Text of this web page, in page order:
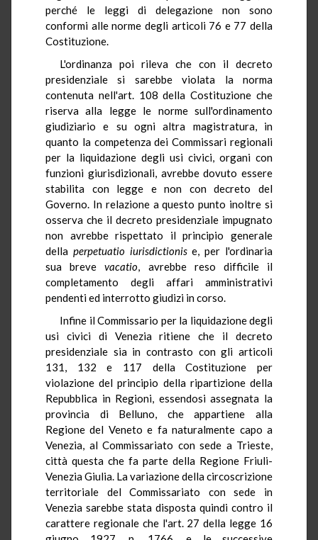
perché le leggi di delegazione non sono
conformi alle norme degli articoli 76 e 77 della
Costituzione.
L'ordinanza poi rileva che con il decreto
presidenziale si sarebbe violata la norma
contenuta nell'art. 108 della Costituzione che
riserva alla legge le norme sull'ordinamento
giudiziario e su ogni altra magistratura, in
quanto la competenza dei Commissari regionali
per la liquidazione degli usi civici, organi con
funzioni giurisdizionali, avrebbe dovuto essere
stabilita con legge e non con decreto del
Governo. In relazione a questo punto inoltre si
osserva che il decreto presidenziale impugnato
non avrebbe rispettato il principio generale
della perpetuatio iurisdictionise, per l'ordinaria
sua brevevacatio, avrebbe reso difficile il
completamento degli affari amministrativi
pendenti ed interrotto giudizi in corso.
Infine il Commissario per la liquidazione degli
usi civici di Venezia ritiene che il decreto
presidenziale sia in contrasto con gli articoli
131, 132 e 117 della Costituzione per
violazione del principio della ripartizione della
Repubblica in Regioni, essendosi assegnata la
provincia di Belluno, che appartiene alla
Regione del Veneto e fa naturalmente capo a
Venezia, al Commissariato con sede a Trieste,
città questa che fa parte della Regione Friuli-
Venezia Giulia. La variazione della circoscrizione
territoriale del Commissariato con sede in
Venezia sarebbe stata disposta quindi contro il
carattere regionale che l'art. 27 della legge 16